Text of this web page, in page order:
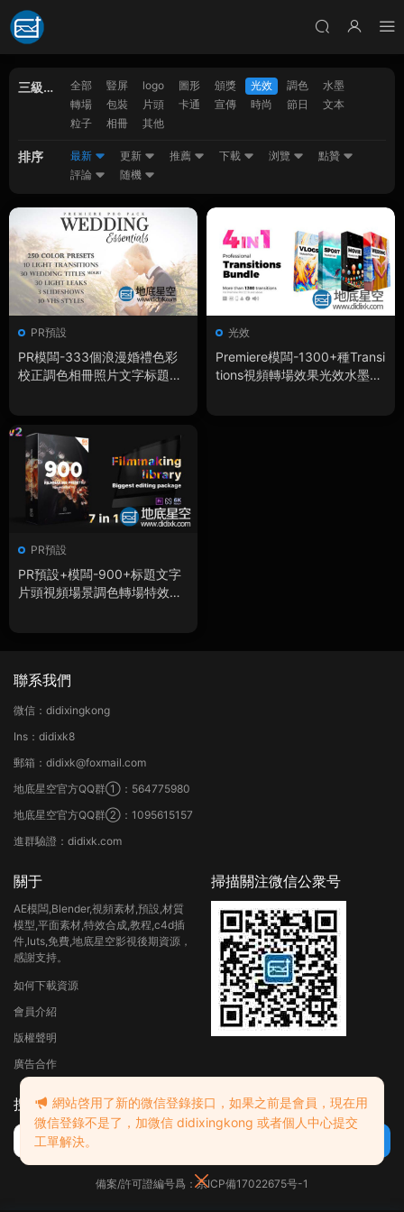
三級分
全部 豎屏 logo 圖形 頒獎 光效 調色
水墨
轉場
包裝 片頭 卡通 宣傳 時尚 節日
文本
粒子
相冊 其他
排序 最新 更新 推薦 下載 浏覽
點贊
評論
随機
PR預設
PR模闆-333個浪漫婚禮色彩
校正調色相冊照片文字标題視
for Premiere Pro
光效
Premiere模闆-1300+種Transi
tions視頻轉場效果光效水墨圖
PR預設
PR預設+模闆-900+标題文字
片頭視頻場景調色轉場特效包
聯系我們
微信：didixingkong
Ins：didixk8
郵箱：didixk@foxmail.com
地底星空官方QQ群①：564775980
地底星空官方QQ群②：1095615157
進群驗證：didixk.com
關于
AE模闆,Blender,視頻素材,預設,材質
模型,平面素材,特效合成,教程,c4d插
件,luts,免費,地底星空影視後期資源，
感謝支持。
如何下載資源
會員介紹
版權聲明
廣告合作
掃描關注微信公衆号
搜索
備案/許可證編号爲：京ICP備17022675号-1
網站啓用了新的微信登錄接口，如果之前是會員，現在用
微信登錄不是了，加微信 didixingkong 或者個人中心提交
工單解決。